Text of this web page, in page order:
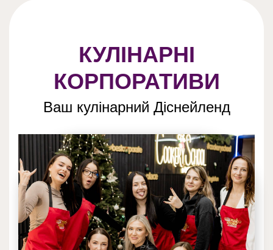
КУЛІНАРНІ
КОРПОРАТИВИ
Ваш кулінарний Діснейленд